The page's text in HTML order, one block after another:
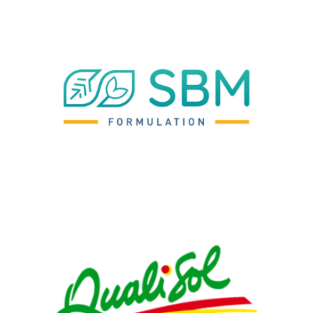
SBM FORMULATION, LOGISTIQUE INDUSTRIELLE
Denjean Logistique assure le stockage saisonnier de tous les
produits de conditionnement.
QUALISOL, LOGISTIQUE AGRO-ALIMENTAIRE
Denjean Logistique assure le stockage bi-température des
produits de la coopérative.